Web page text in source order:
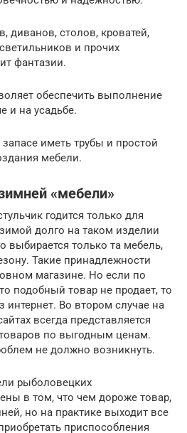
диванов, столов, кроватей,
и прочих
фантазии.
обеспечить выполнение
и на усадьбе.
иметь трубы и простой
мебели.
«мебели»
годится только для
долго на таком изделии
выбирается только та мебель,
Такие принадлежности
магазине. Но если по
подобный товар не продает, то
интернет. Во втором случае на
всегда представляется
по выгодным ценам.
не должно возникнуть.
рыболовецких
в том, что чем дороже товар,
но на практике выходит все
приспособления